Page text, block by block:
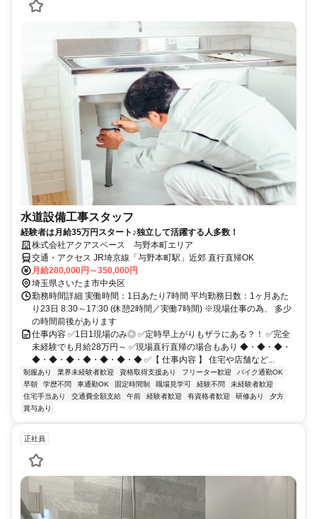
水道設備工事スタッフ
経験者は月給35万円スタート♪独立して活躍する人多数！
株式会社アクアスペース 与野本町エリア
交通・アクセス JR埼京線「与野本町駅」近郊 直行直帰OK
月給280,000円～350,000円
埼玉県さいたま市中央区
勤務時間詳細 実働時間：1日あたり7時間 平均勤務日数：1ヶ月あた
り23日 8:30～17:30 (休憩2時間／実働7時間) ※現場仕事の為、 多少
の時間前後があります
仕事内容 ✅1日1現場のみ◎ ✅定時早上がりもザラにある？！ ✅完全
未経験でも月給28万円～ ✅現場直行直帰の場合もあり ◆・◆・◆・
◆・◆・◆・◆・◆・◆・◆ ✅【 仕事内容 】 住宅や店舗など...
制服あり 業界未経験者歓迎 資格取得支援あり フリーター歓迎
バイク通勤OK
早朝
学歴不問 車通勤OK 固定時間制 職場見学可 経験不問
未経験者歓迎
住宅手当あり
交通費全額支給 午前 経験者歓迎 有資格者歓迎 研修あり
夕方
賞与あり
正社員